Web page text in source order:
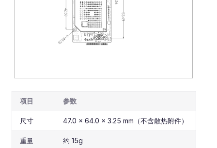
项目 参数
尺寸 47.0 × 64.0 × 3.25 mm（不含散热附件）
重量 约 15g